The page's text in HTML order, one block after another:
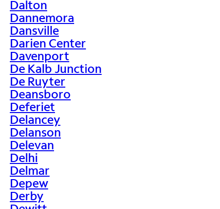
Dalton
Dannemora
Dansville
Darien Center
Davenport
De Kalb Junction
De Ruyter
Deansboro
Deferiet
Delancey
Delanson
Delevan
Delhi
Delmar
Depew
Derby